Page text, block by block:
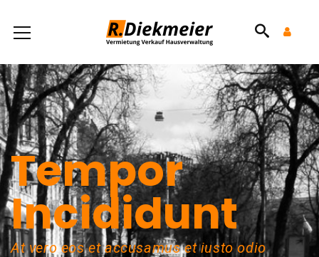
Tempor
Incididunt
At vero eos et accusamus et iusto odio